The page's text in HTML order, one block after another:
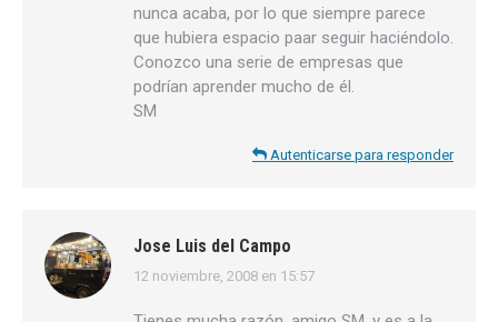
nunca acaba, por lo que siempre parece
que hubiera espacio paar seguir haciéndolo.
Conozco una serie de empresas que
podrían aprender mucho de él.
SM
Autenticarse para responder
Jose Luis del Campo
dice:
12 noviembre, 2008 en 15:57